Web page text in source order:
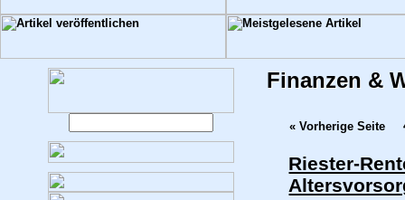
Finanzen &
« Vorherige Seite
Riester-